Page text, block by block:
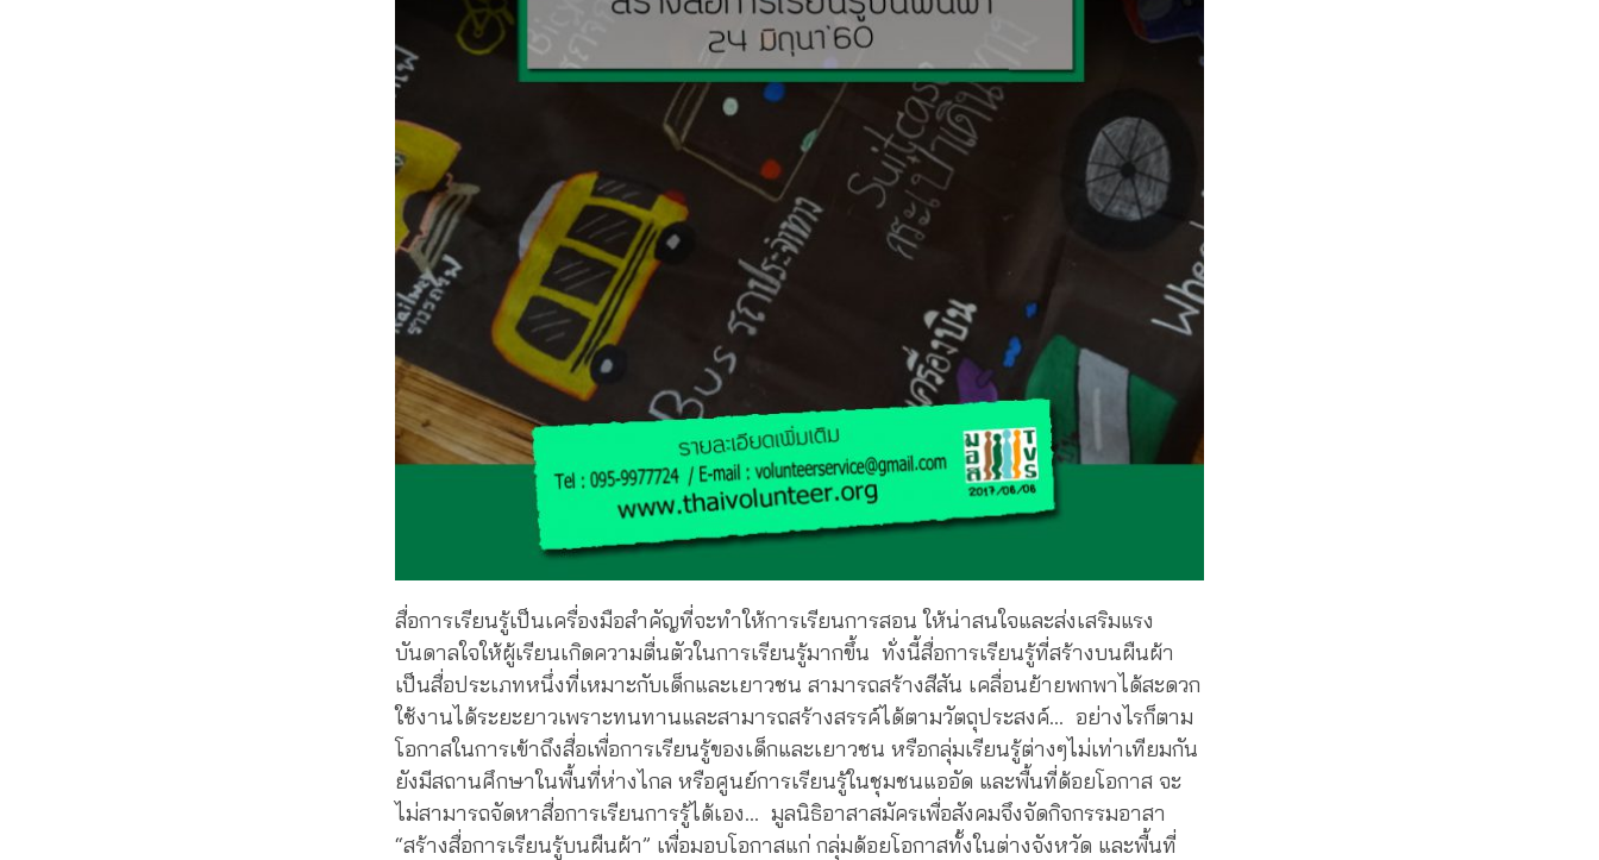
สื่อการเรียนรู้เป็นเครื่องมือสำคัญที่จะทำให้การเรียนการสอน ให้น่าสนใจและส่งเสริมแรง
บันดาลใจให้ผู้เรียนเกิดความตื่นตัวในการเรียนรู้มากขึ้น ทั่งนี้สื่อการเรียนรู้ที่สร้างบนผืนผ้า
เป็นสื่อประเภทหนึ่งที่เหมาะกับเด็กและเยาวชน สามารถสร้างสีสัน เคลื่อนย้ายพกพาได้สะดวก
ใช้งานได้ระยะยาวเพราะทนทานและสามารถสร้างสรรค์ได้ตามวัตถุประสงค์… อย่างไรก็ตาม
โอกาสในการเข้าถึงสื่อเพื่อการเรียนรู้ของเด็กและเยาวชน หรือกลุ่มเรียนรู้ต่างๆไม่เท่าเทียมกัน
ยังมีสถานศึกษาในพื้นที่ห่างไกล หรือศูนย์การเรียนรู้ในชุมชนแออัด และพื้นที่ด้อยโอกาส จะ
ไม่สามารถจัดหาสื่อการเรียนการรู้ได้เอง… มูลนิธิอาสาสมัครเพื่อสังคมจึงจัดกิจกรรมอาสา
“สร้างสื่อการเรียนรู้บนผืนผ้า” เพื่อมอบโอกาสแก่ กลุ่มด้อยโอกาสทั้งในต่างจังหวัด และพื้นที่